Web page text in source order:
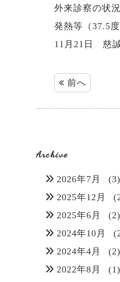
外来診察の状
発熱等（37.5
11月21日 慈
前へ
Archive
2026年7月 (3)
2025年12月
2025年6月
(2)
2024年10月
2024年4月
(2)
2022年8月
(1)